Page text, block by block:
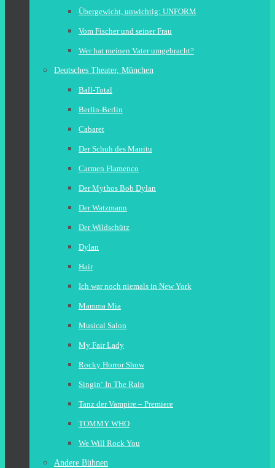
Übergewicht, unwichtig: UNFORM
Vom Fischer und seiner Frau
Wer hat meinen Vater umgebracht?
Deutsches Theater, München
Ball-Total
Berlin-Berlin
Cabaret
Der Schuh des Manitu
Carmen Flamenco
Der Mythos Bob Dylan
Der Watzmann
Der Wildschütz
Dylan
Hair
Ich war noch niemals in New York
Mamma Mia
Musical Salon
My Fair Lady
Rocky Horror Show
Singin‘ In The Rain
Tanz der Vampire – Premiere
TOMMY WHO
We Will Rock You
Andere Bühnen